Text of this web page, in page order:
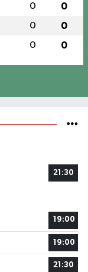
0 0
0 0
0 0
21:30
19:00
19:00
21:30